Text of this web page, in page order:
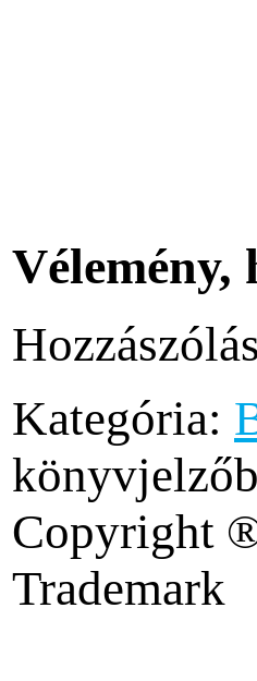
Vélemény,
Kategória:
Copyright
Trademark